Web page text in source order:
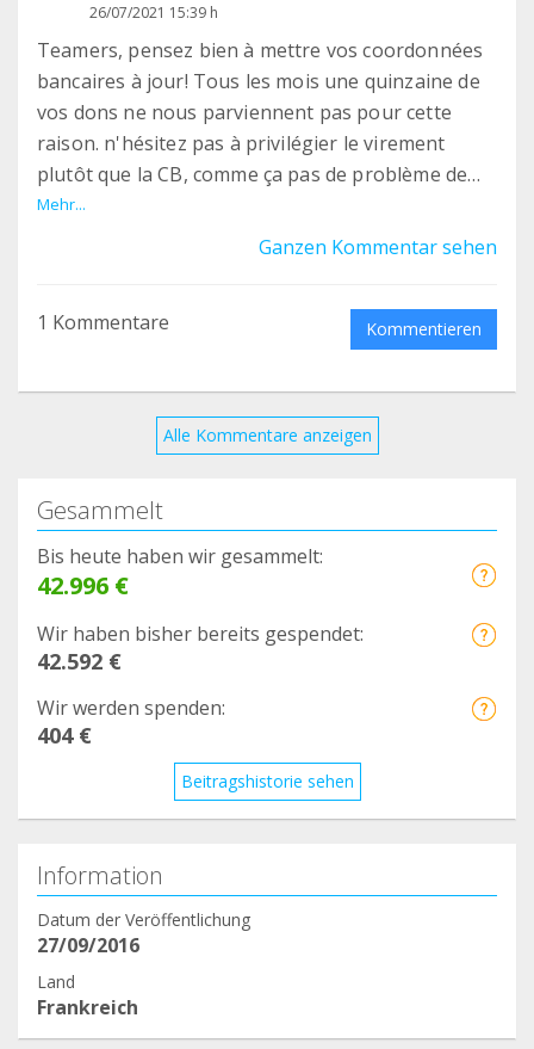
26/07/2021 15:39 h
Teamers, pensez bien à mettre vos coordonnées
bancaires à jour! Tous les mois une quinzaine de
vos dons ne nous parviennent pas pour cette
raison. n'hésitez pas à privilégier le virement
plutôt que la CB, comme ça pas de problème de
date d'expiration :) !
Mehr...
Ganzen Kommentar sehen
1 Kommentare Kommentieren
Alle Kommentare anzeigen
Gesammelt
Bis heute haben wir gesammelt:
42.996 €
Wir haben bisher bereits gespendet:
42.592 €
Wir werden spenden:
404 €
Beitragshistorie sehen
Information
Datum der Veröffentlichung
27/09/2016
Land
Frankreich